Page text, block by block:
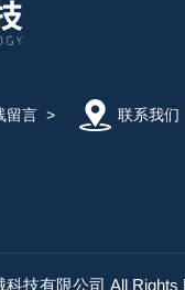
留言> 联系我们
技有限公司 All